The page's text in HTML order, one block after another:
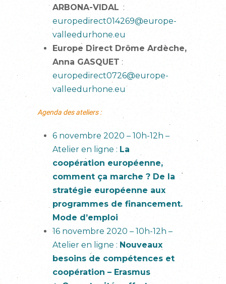
ARBONA-VIDAL :
europedirect014269@europe-
valleedurhone.eu
Europe Direct Drôme Ardèche,
Anna GASQUET :
europedirect0726@europe-
valleedurhone.eu
Agenda des ateliers :
6 novembre 2020 – 10h-12h –
Atelier en ligne : La
coopération européenne,
comment ça marche ? De la
stratégie européenne aux
programmes de financement.
Mode d’emploi
16 novembre 2020 – 10h-12h –
Atelier en ligne : Nouveaux
besoins de compétences et
coopération – Erasmus